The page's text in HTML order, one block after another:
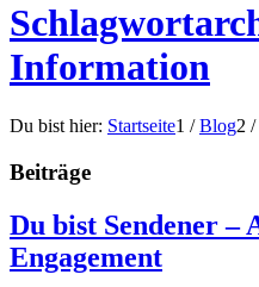
Information
Du bist hier: Startseite1 / Blog2 /
Beiträge
Du bist Sendener –
Engagement